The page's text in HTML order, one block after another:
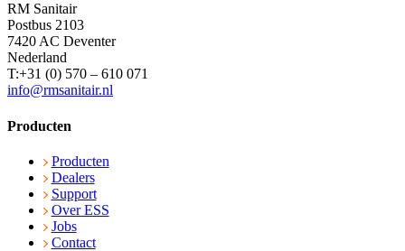
RM Sanitair
Postbus 2103
7420 AC Deventer
Nederland
T:+31 (0) 570 – 610 071
info@rmsanitair.nl
Producten
Producten
Dealers
Support
Over ESS
Jobs
Contact